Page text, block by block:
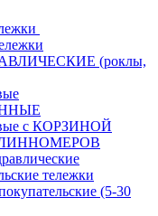
(роклы,
с КОРЗИНОЙ
тележки
(5-30